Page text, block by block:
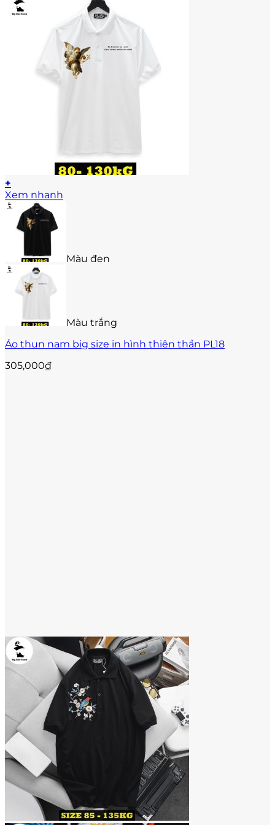
+
Sản
phẩm
này
biến
thể.
Các
tùy
chọn
thể
chọn
trang
Xem nhanh
Màu đen
Màu trắng
Áo thun nam big size in hình thiên thần PL18
305,000₫